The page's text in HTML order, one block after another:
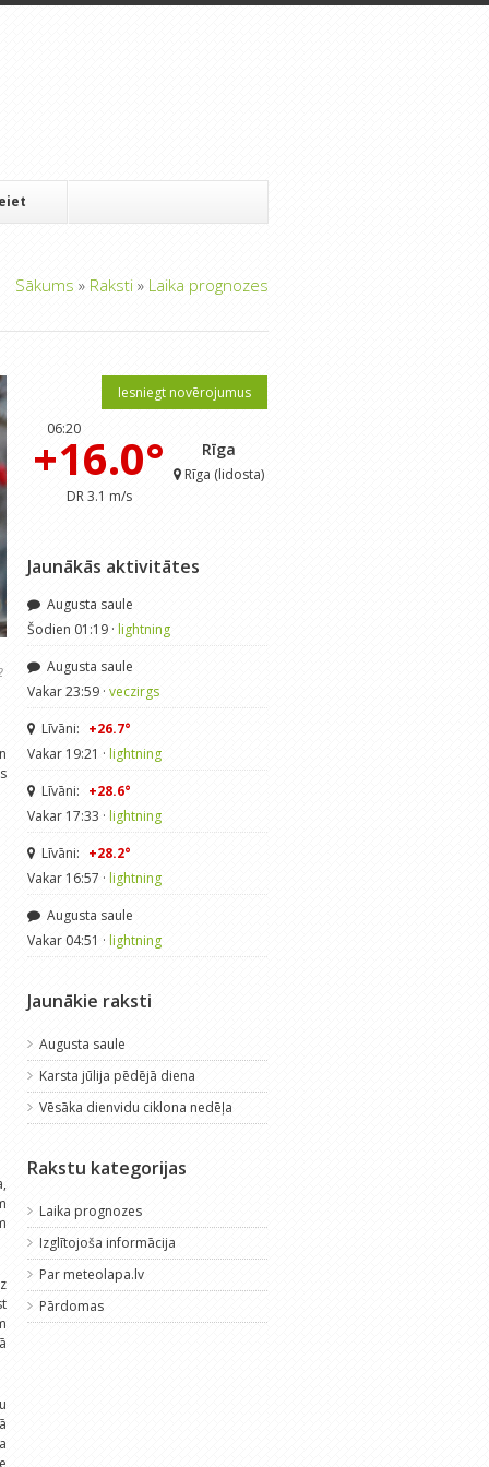
Sākums » Raksti » Laika prognozes
Iesniegt novērojumus
06:20
+16.0°
DR 3.1 m/s
Rīga
Rīga (lidosta)
Jaunākās aktivitātes
Augusta saule
Šodien 01:19 · lightning
Augusta saule
Vakar 23:59 · veczirgs
Līvāni: +26.7°
Vakar 19:21 · lightning
Līvāni: +28.6°
Vakar 17:33 · lightning
Līvāni: +28.2°
Vakar 16:57 · lightning
Augusta saule
Vakar 04:51 · lightning
Jaunākie raksti
Augusta saule
Karsta jūlija pēdējā diena
Vēsāka dienvidu ciklona nedēļa
Rakstu kategorijas
Laika prognozes
Izglītojoša informācija
Par meteolapa.lv
Pārdomas